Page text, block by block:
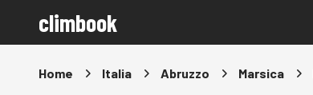
climbook
Home Italia Abruzzo Marsica